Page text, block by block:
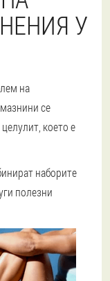
У
на
се
което е
наборите
полезни